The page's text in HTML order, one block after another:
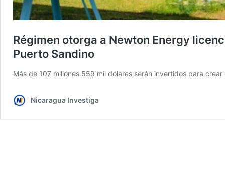
Régimen otorga a Newton Energy
Puerto Sandino
Más de 107 millones 559 mil dólares serán invertidos para
Nicaragua Investiga